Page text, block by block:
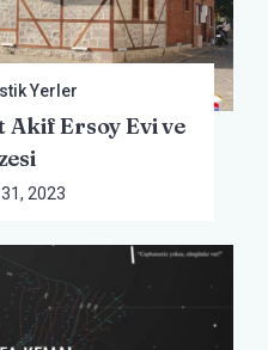
Yerler
Akif Ersoy Evi ve
2023